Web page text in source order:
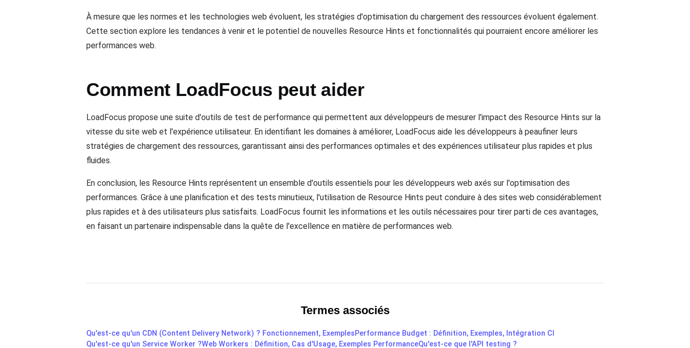
À mesure que les normes et les technologies web évoluent, les stratégies d'optimisation du chargement des ressources évoluent également.
Cette section explore les tendances à venir et le potentiel de nouvelles Resource Hints et fonctionnalités qui pourraient encore améliorer les
performances web.
Comment LoadFocus peut aider
LoadFocus propose une suite d'outils de test de performance qui permettent aux développeurs de mesurer l'impact des Resource Hints sur la
vitesse du site web et l'expérience utilisateur. En identifiant les domaines à améliorer, LoadFocus aide les développeurs à peaufiner leurs
stratégies de chargement des ressources, garantissant ainsi des performances optimales et des expériences utilisateur plus rapides et plus
fluides.
En conclusion, les Resource Hints représentent un ensemble d'outils essentiels pour les développeurs web axés sur l'optimisation des
performances. Grâce à une planification et des tests minutieux, l'utilisation de Resource Hints peut conduire à des sites web considérablement
plus rapides et à des utilisateurs plus satisfaits. LoadFocus fournit les informations et les outils nécessaires pour tirer parti de ces avantages,
en faisant un partenaire indispensable dans la quête de l'excellence en matière de performances web.
Termes associés
Qu'est-ce qu'un CDN (Content Delivery Network) ? Fonctionnement, ExemplesPerformance Budget : Définition, Exemples, Intégration CI
Qu'est-ce qu'un Service Worker ?Web Workers : Définition, Cas d'Usage, Exemples PerformanceQu'est-ce que l'API testing ?